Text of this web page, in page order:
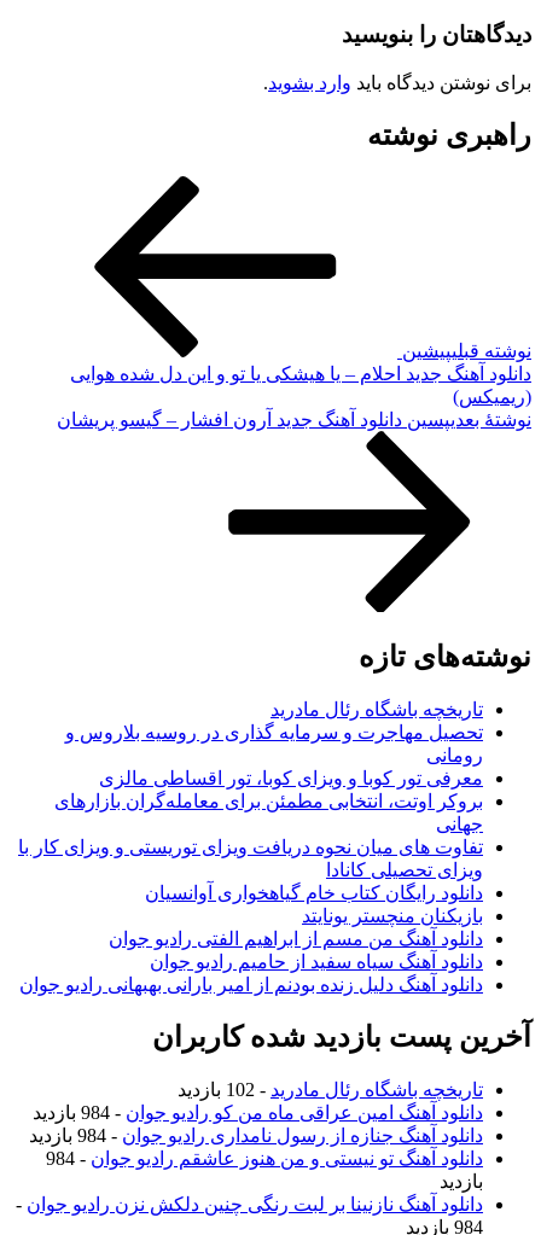
دیدگاهتان را بنویسید
برای نوشتن دیدگاه باید وارد بشوید.
راهبری نوشته
نوشته قبلیپیشین
دانلود آهنگ جدید احلام – یا هیشکی یا تو و این دل شده هوایی
(ریمیکس)
نوشته‌ٔ بعدیپسین دانلود آهنگ جدید آرون افشار – گیسو پریشان
نوشته‌های تازه
تاریخچه باشگاه رئال مادرید
تحصیل مهاجرت و سرمایه گذاری در روسیه بلاروس و
رومانی
معرفی تور کوبا و ویزای کوبا، تور اقساطی مالزی
بروکر اوتت، انتخابی مطمئن برای معامله‌گران بازارهای
جهانی
تفاوت های میان نحوه دریافت ویزای توریستی و ویزای کار با
ویزای تحصیلی کانادا
دانلود رایگان کتاب خام گیاهخواری آوانسیان
بازیکنان منچستر یونایتد
دانلود آهنگ من مسم از ابراهیم الفتی رادیو جوان
دانلود آهنگ سیاه سفید از حامیم رادیو جوان
دانلود آهنگ دلیل زنده بودنم از امیر بارانی بهبهانی رادیو جوان
آخرین پست بازدید شده کاربران
تاریخچه باشگاه رئال مادرید - 102 بازدید
دانلود آهنگ امین عراقی ماه من کو رادیو جوان - 984 بازدید
دانلود آهنگ جنازه از رسول نامداری رادیو جوان - 984 بازدید
دانلود آهنگ تو نیستی و من هنوز عاشقم رادیو جوان
- 984
بازدید
دانلود آهنگ نازنینا بر لبت رنگی چنین دلکش نزن رادیو جوان -
984 بازدید